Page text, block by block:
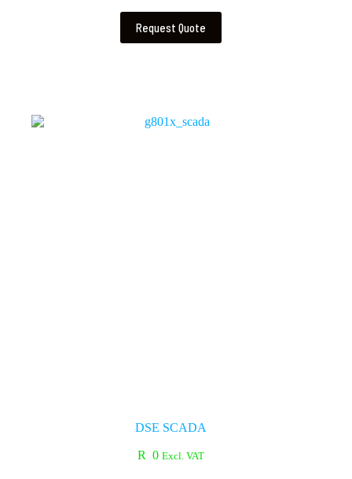
Request Quote
DSE SCADA
R 0 Excl. VAT